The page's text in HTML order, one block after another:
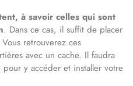
à savoir celles qui sont
. Dans ce cas, il suffit de placer
retrouverez ces
avec un cache. Il faudra
y accéder et installer votre